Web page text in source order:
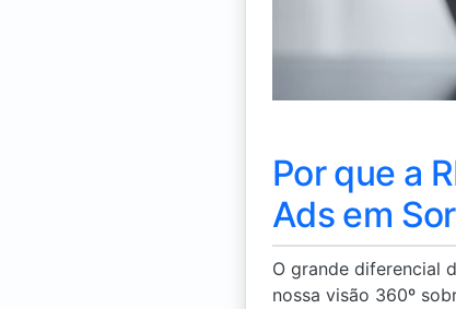
Por que a
Ads em
O grande diferencial
nossa visão 360º